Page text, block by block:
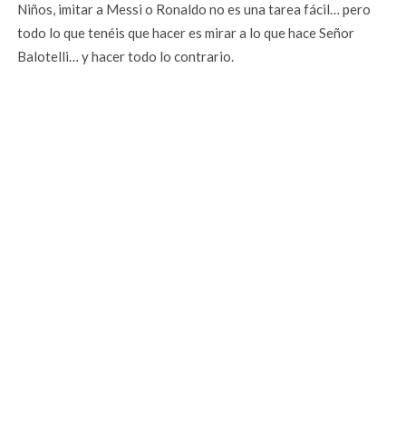
Niños, imitar a Messi o Ronaldo no es una tarea fácil… pero
todo lo que tenéis que hacer es mirar a lo que hace Señor
Balotelli… y hacer todo lo contrario.